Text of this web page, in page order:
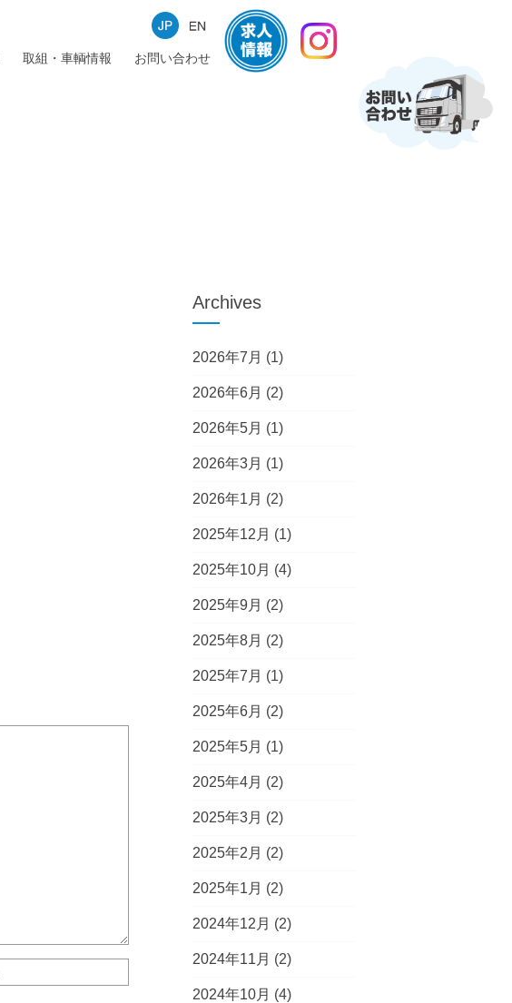
取組・車輌情報 お問い合わせ
Archives
2026年7月 (1)
2026年6月 (2)
2026年5月 (1)
2026年3月 (1)
2026年1月 (2)
2025年12月 (1)
2025年10月 (4)
2025年9月 (2)
2025年8月 (2)
2025年7月 (1)
2025年6月 (2)
2025年5月 (1)
2025年4月 (2)
2025年3月 (2)
2025年2月 (2)
2025年1月 (2)
2024年12月 (2)
2024年11月 (2)
2024年10月 (4)